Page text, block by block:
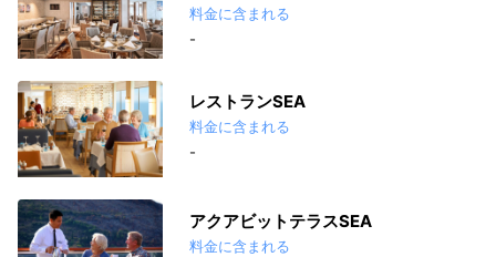
料金に含まれる
-
レストランSEA
料金に含まれる
-
アクアビットテラスSEA
料金に含まれる